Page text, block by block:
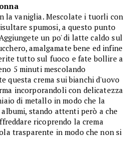
la vaniglia. Mescolate i tuorli con
spumosi, a questo punto
un po' di latte caldo sul
amalgamate bene ed infine
tutto sul fuoco e fate bollire a
5 minuti mescolando
questa crema sui bianchi d'uovo
incorporandoli con delicatezza
di metallo in modo che la
stando attenti però a che
ricoprendo la crema
trasparente in modo che non si